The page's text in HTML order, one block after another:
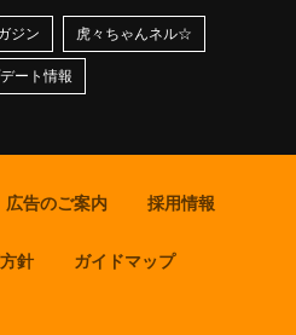
ジン 虎々ちゃんネル☆
ート情報
広告のご案内 採用情報
針 ガイドマップ